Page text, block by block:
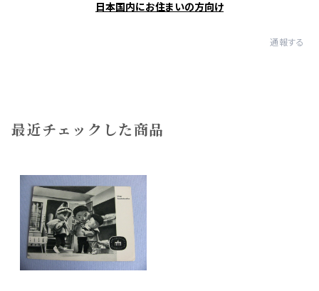
日本国内にお住まいの方向け
通報する
最近チェックした商品